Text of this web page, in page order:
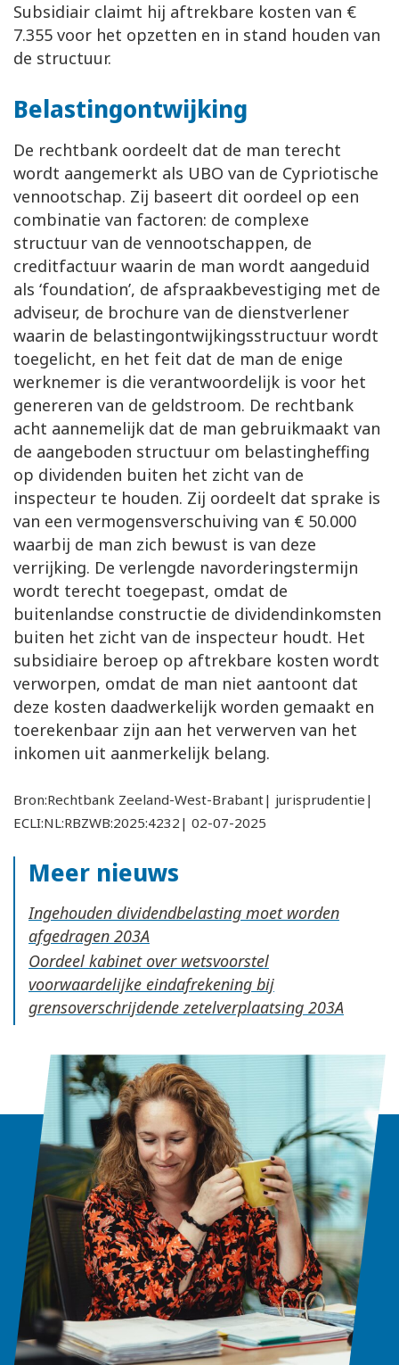
Subsidiair claimt hij aftrekbare kosten van €
7.355 voor het opzetten en in stand houden van
de structuur.
Belastingontwijking
De rechtbank oordeelt dat de man terecht
wordt aangemerkt als UBO van de Cypriotische
vennootschap. Zij baseert dit oordeel op een
combinatie van factoren: de complexe
structuur van de vennootschappen, de
creditfactuur waarin de man wordt aangeduid
als ‘foundation’, de afspraakbevestiging met de
adviseur, de brochure van de dienstverlener
waarin de belastingontwijkingsstructuur wordt
toegelicht, en het feit dat de man de enige
werknemer is die verantwoordelijk is voor het
genereren van de geldstroom. De rechtbank
acht aannemelijk dat de man gebruikmaakt van
de aangeboden structuur om belastingheffing
op dividenden buiten het zicht van de
inspecteur te houden. Zij oordeelt dat sprake is
van een vermogensverschuiving van € 50.000
waarbij de man zich bewust is van deze
verrijking. De verlengde navorderingstermijn
wordt terecht toegepast, omdat de
buitenlandse constructie de dividendinkomsten
buiten het zicht van de inspecteur houdt. Het
subsidiaire beroep op aftrekbare kosten wordt
verworpen, omdat de man niet aantoont dat
deze kosten daadwerkelijk worden gemaakt en
toerekenbaar zijn aan het verwerven van het
inkomen uit aanmerkelijk belang.
Bron:Rechtbank Zeeland-West-Brabant| jurisprudentie|
ECLI:NL:RBZWB:2025:4232| 02-07-2025
Meer nieuws
Ingehouden dividendbelasting moet worden
afgedragen
Oordeel kabinet over wetsvoorstel
voorwaardelijke eindafrekening bij
grensoverschrijdende zetelverplaatsing